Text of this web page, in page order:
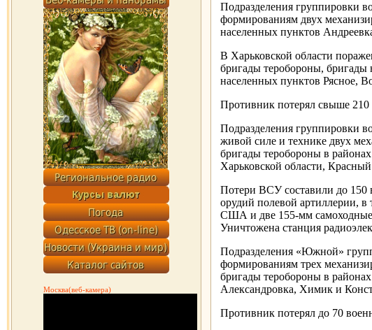
Москва(веб-камера)
Подразделения группировки
формированиям двух
населенных пунктов
В Харьковской области
бригады теробороны, бригады
населенных пунктов Рясное,
Противник потерял свыше
Подразделения группировки
живой силе и технике двух
бригады теробороны в
Харьковской области,
Потери ВСУ составили до 150
орудий полевой артиллерии, в
США и две 155-мм самоходные
Уничтожена станция
Подразделения «Южной»
формированиям трех
бригады теробороны в
Александровка, Химик и
Противник потерял до 70